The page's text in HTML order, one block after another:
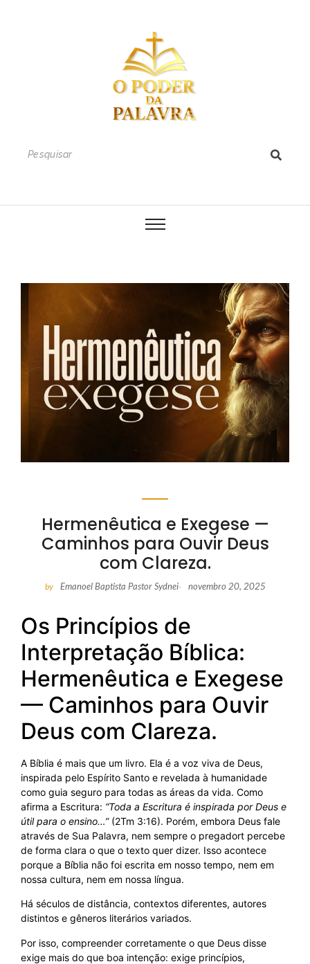
Hermenêutica e Exegese —
Caminhos para Ouvir Deus
com Clareza.
by Emanoel Baptista Pastor Sydnei- novembro 20, 2025
Os Princípios de
Interpretação Bíblica:
Hermenêutica e Exegese
— Caminhos para Ouvir
Deus com Clareza.
A Bíblia é mais que um livro. Ela é a voz viva de Deus,
inspirada pelo Espírito Santo e revelada à humanidade
como guia seguro para todas as áreas da vida. Como
afirma a Escritura: “Toda a Escritura é inspirada por Deus e
útil para o ensino…”(2Tm 3:16). Porém, embora Deus fale
através de Sua Palavra, nem sempre o pregadort percebe
de forma clara o que o texto quer dizer. Isso acontece
porque a Bíblia não foi escrita em nosso tempo, nem em
nossa cultura, nem em nossa língua.
Há séculos de distância, contextos diferentes, autores
distintos e gêneros literários variados.
Por isso, compreender corretamente o que Deus disse
exige mais do que boa intenção: exige princípios,